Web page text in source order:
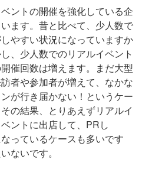
ントの開催を強化している企
ます。昔と比べて、少人数で
やすい状況になっていますか
、少人数でのリアルイベント
催回数は増えます。まだ大型
者や参加者が増えて、なかな
が行き届かない！というケー
の結果、とりあえずリアルイ
ントに出店して、PRし
っているケースも多いです
ないです。